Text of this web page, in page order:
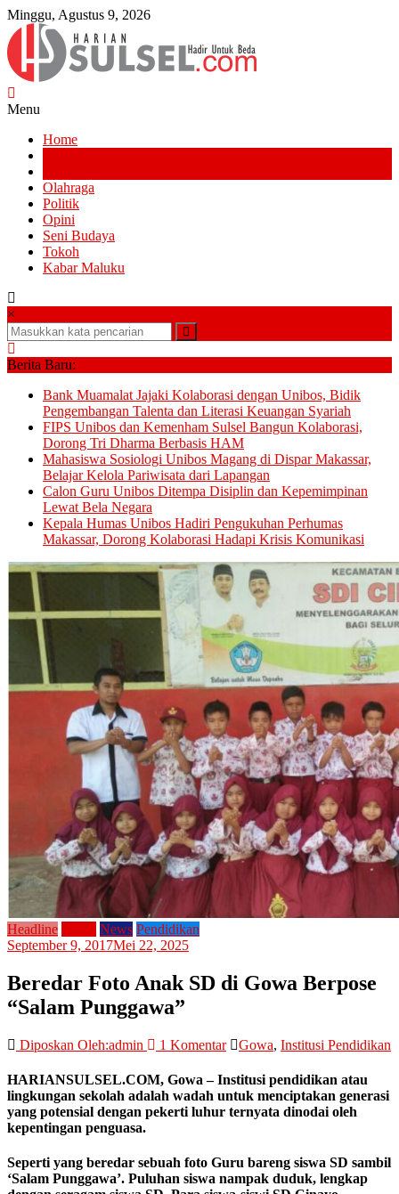
Lompat
ke
konten
Minggu, Agustus 9, 2026
Harian
Sulsel
Menu
Home
Olahraga
Politik
Opini
Seni Budaya
Tokoh
Kabar Maluku
×
Berita Baru:
Bank Muamalat Jajaki Kolaborasi dengan Unibos, Bidik
Pengembangan Talenta dan Literasi Keuangan Syariah
FIPS Unibos dan Kemenham Sulsel Bangun Kolaborasi,
Dorong Tri Dharma Berbasis HAM
Mahasiswa Sosiologi Unibos Magang di Dispar Makassar,
Belajar Kelola Pariwisata dari Lapangan
Calon Guru Unibos Ditempa Disiplin dan Kepemimpinan
Lewat Bela Negara
Kepala Humas Unibos Hadiri Pengukuhan Perhumas
Makassar, Dorong Kolaborasi Hadapi Krisis Komunikasi
Headline News Pendidikan
September 9, 2017Mei 22, 2025
Beredar Foto Anak SD di Gowa Berpose
“Salam Punggawa”
Diposkan Oleh:admin 1 Komentar Gowa, Institusi Pendidikan
HARIANSULSEL.COM, Gowa – Institusi pendidikan atau
lingkungan sekolah adalah wadah untuk menciptakan generasi
yang potensial dengan pekerti luhur ternyata dinodai oleh
kepentingan penguasa.
Seperti yang beredar sebuah foto Guru bareng siswa SD sambil
‘Salam Punggawa’. Puluhan siswa nampak duduk, lengkap